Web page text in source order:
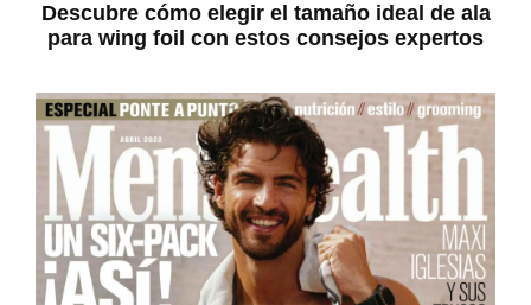
Descubre cómo elegir el tamaño ideal de ala
para wing foil con estos consejos expertos